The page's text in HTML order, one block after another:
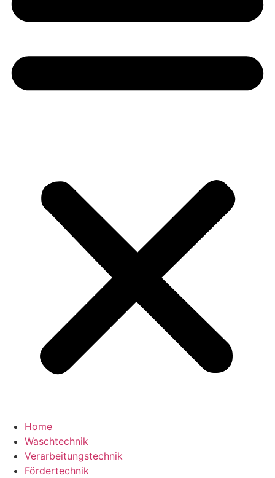
Home
Waschtechnik
Verarbeitungstechnik
Fördertechnik